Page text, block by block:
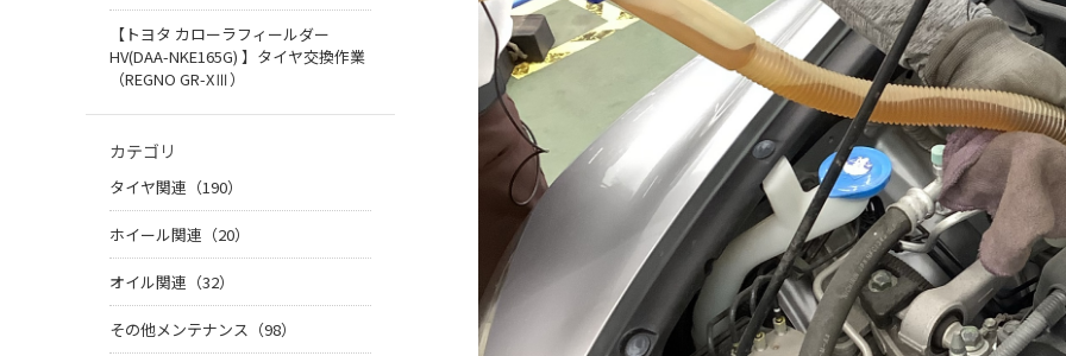
【トヨタ カローラフィールダー
HV(DAA-NKE165G) 】タイヤ交換作業
（REGNO GR-XⅢ）
カテゴリ
タイヤ関連（190）
ホイール関連（20）
オイル関連（32）
その他メンテナンス（98）